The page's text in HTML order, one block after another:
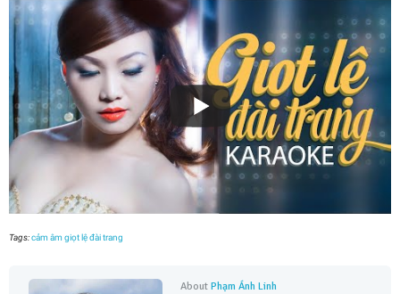
Tags:cảm âm giọt lệ đài trang
AboutPhạm Ánh Linh